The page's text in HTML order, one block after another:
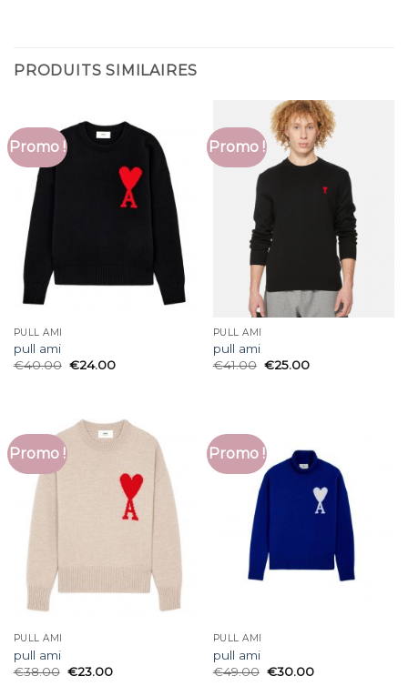
PRODUITS SIMILAIRES
Promo !
PULL AMI
pull ami
€40.00 €24.00
Promo !
PULL AMI
pull ami
€41.00 €25.00
Promo !
PULL AMI
pull ami
€38.00 €23.00
Promo !
PULL AMI
pull ami
€49.00 €30.00